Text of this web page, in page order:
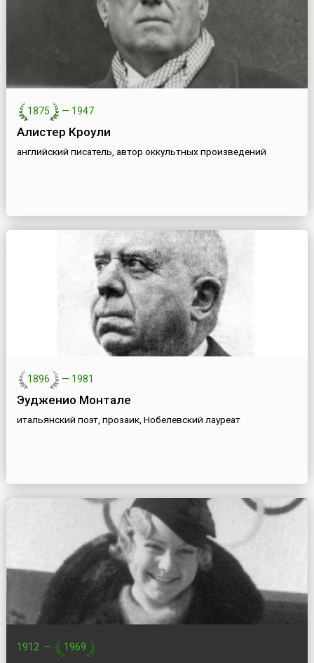
1875 — 1947
Алистер Кроули
английский писатель, автор оккультных произведений
1896 — 1981
Эудженио Монтале
итальянский поэт, прозаик, Нобелевский лауреат
1912 — 1969